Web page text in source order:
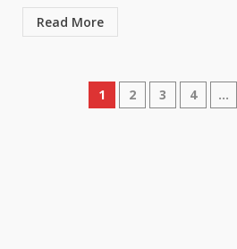
Read More
Posts
1 2 3 4 …